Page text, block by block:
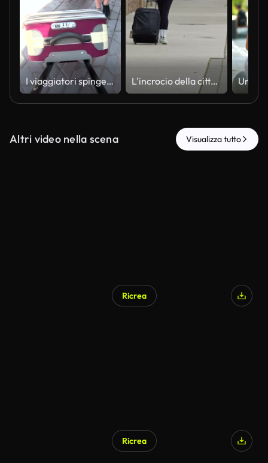
I viaggiatori spingere le valigie sulla piattaforma stazione di vista L'incrocio della città brulica di attività nel cuore di Toronto
Altri video nella scena Visualizza tutto
Ricrea
Ricrea